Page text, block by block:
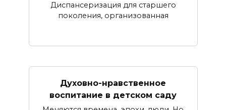
Диспансеризация для старшего
поколения, организованная
Духовно-нравственное
воспитание в детском саду